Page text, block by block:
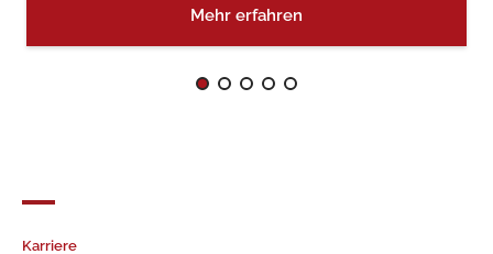
Mehr erfahren
Karriere